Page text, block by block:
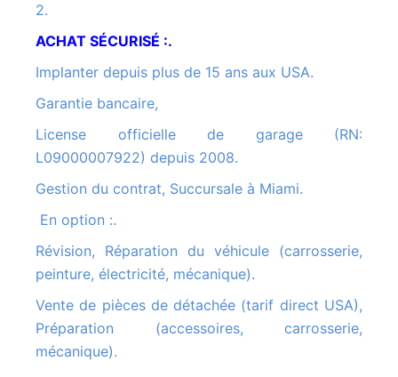
2.
ACHAT SÉCURISÉ :.
Implanter depuis plus de 15 ans aux USA.
Garantie bancaire,
License officielle de garage (RN:
L09000007922) depuis 2008.
Gestion du contrat, Succursale à Miami.
En option :.
Révision, Réparation du véhicule (carrosserie,
peinture, électricité, mécanique).
Vente de pièces de détachée (tarif direct USA),
Préparation (accessoires, carrosserie,
mécanique).